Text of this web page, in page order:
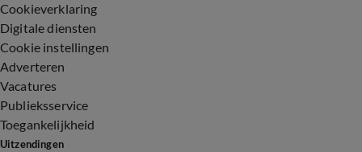
Cookieverklaring
Digitale diensten
Cookie instellingen
Adverteren
Vacatures
Publieksservice
Toegankelijkheid
Uitzendingen